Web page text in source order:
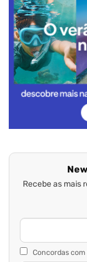
Recebe as mais
Concordas com